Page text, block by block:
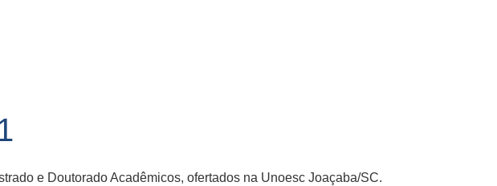
e Doutorado Acadêmicos, ofertados na Unoesc Joaçaba/SC.